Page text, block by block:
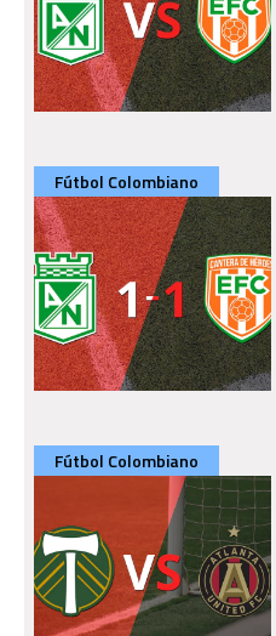
Fútbol Colombiano
Fútbol Colombiano